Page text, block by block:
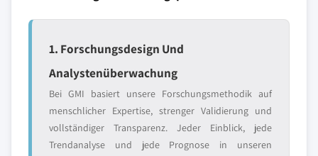
1. Forschungsdesign Und
Analystenüberwachung
Bei GMI basiert unsere Forschungsmethodik auf
menschlicher Expertise, strenger Validierung und
vollständiger Transparenz. Jeder Einblick, jede
Trendanalyse und jede Prognose in unseren